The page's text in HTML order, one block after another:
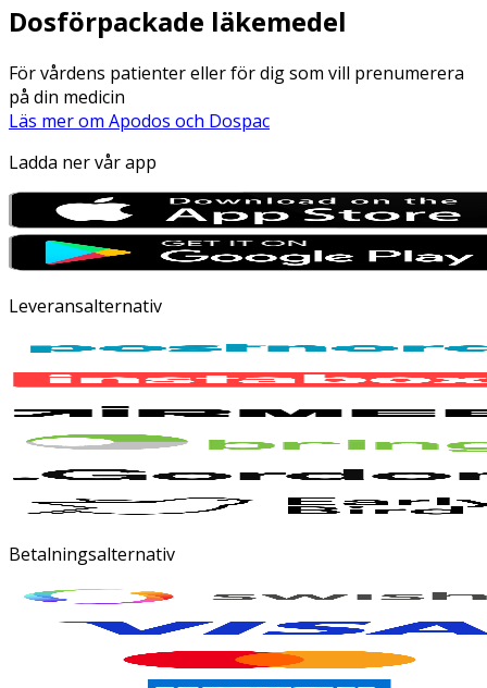
Dosförpackade läkemedel
För vårdens patienter eller för dig som vill prenumerera
på din medicin
Läs mer om Apodos och Dospac
Ladda ner vår app
Leveransalternativ
Betalningsalternativ